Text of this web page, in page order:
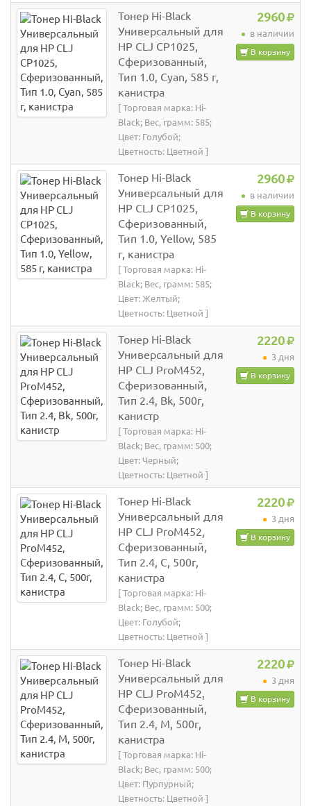
Тонер Hi-Black
Универсальный для
HP CLJ CP1025,
Сферизованный,
Тип 1.0, Cyan, 585 г,
канистра
[ Торговая марка: Hi-
Black; Вес, грамм: 585;
Цвет: Голубой;
Цветность: Цветной ]
2960
в наличии
В корзину
Тонер Hi-Black
Универсальный для
HP CLJ CP1025,
Сферизованный,
Тип 1.0, Yellow, 585
г, канистра
[ Торговая марка: Hi-
Black; Вес, грамм: 585;
Цвет: Желтый;
Цветность: Цветной ]
2960
в наличии
В корзину
Тонер Hi-Black
Универсальный для
HP CLJ ProM452,
Сферизованный,
Тип 2.4, Bk, 500г,
канистр
[ Торговая марка: Hi-
Black; Вес, грамм: 500;
Цвет: Черный;
Цветность: Цветной ]
2220
3 дня
В корзину
Тонер Hi-Black
Универсальный для
HP CLJ ProM452,
Сферизованный,
Тип 2.4, C, 500г,
канистра
[ Торговая марка: Hi-
Black; Вес, грамм: 500;
Цвет: Голубой;
Цветность: Цветной ]
2220
3 дня
В корзину
Тонер Hi-Black
Универсальный для
HP CLJ ProM452,
Сферизованный,
Тип 2.4, M, 500г,
канистра
[ Торговая марка: Hi-
Black; Вес, грамм: 500;
Цвет: Пурпурный;
Цветность: Цветной ]
2220
3 дня
В корзину